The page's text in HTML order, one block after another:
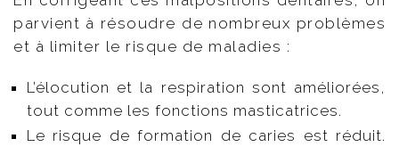
parvient à résoudre de nombreux problèmes
et à limiter le risque de maladies :
L’élocution et la respiration sont améliorées,
tout comme les fonctions masticatrices.
Le risque de formation de caries est réduit.